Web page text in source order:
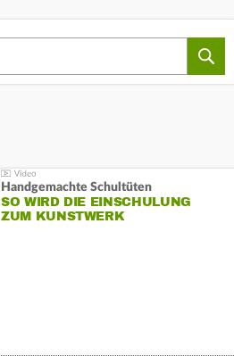
Handgemachte Schultüten
SO WIRD DIE EINSCHULUNG
ZUM KUNSTWERK